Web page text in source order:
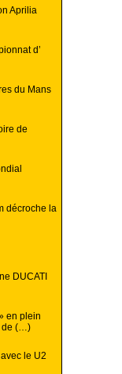
Aprilia
d’
du Mans
de
décroche la
DUCATI
en plein
de (…)
le U2